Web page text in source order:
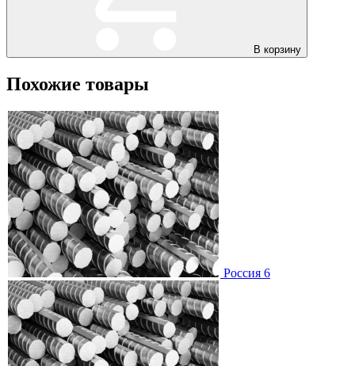
В корзину
Похожие товары
Россия 6